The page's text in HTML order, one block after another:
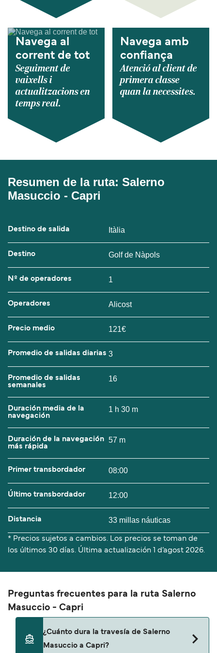
Navega al
corrent de tot
Seguiment de
vaixells i
actualitzacions en
temps real.
Navega amb
confiança
Atenció al client de
primera classe
quan la necessites.
Resumen de la ruta: Salerno
Masuccio - Capri
Destino de salida Itàlia
Destino Golf de Nàpols
Nº de operadores 1
Operadores Alicost
Precio medio 121€
Promedio de salidas diarias 3
Promedio de salidas
semanales
16
Duración media de la
navegación
1 h 30 m
Duración de la navegación
más rápida
57 m
Primer transbordador 08:00
Último transbordador 12:00
Distancia 33 millas náuticas
* Precios sujetos a cambios. Los precios se toman de
los últimos 30 días. Última actualización 1 d’agost 2026.
Preguntas frecuentes para la ruta Salerno
Masuccio - Capri
¿Cuánto dura la travesía de Salerno
Masuccio a Capri?